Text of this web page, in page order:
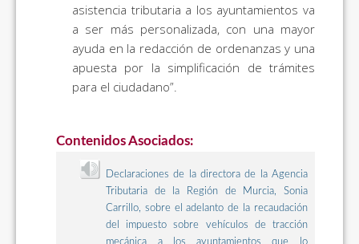
asistencia tributaria a los ayuntamientos va
a ser más personalizada, con una mayor
ayuda en la redacción de ordenanzas y una
apuesta por la simplificación de trámites
para el ciudadano”.
Contenidos Asociados:
Declaraciones de la directora de la Agencia
Tributaria de la Región de Murcia, Sonia
Carrillo, sobre el adelanto de la recaudación
del impuesto sobre vehículos de tracción
mecánica a los ayuntamientos que lo